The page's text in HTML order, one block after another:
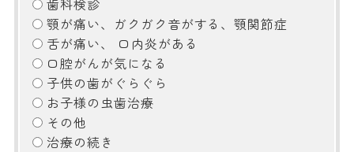
歯科検診
顎が痛い、ガクガク音がする、顎関節症
舌が痛い、 口内炎がある
口腔がんが気になる
子供の歯がぐらぐら
お子様の虫歯治療
その他
治療の続き